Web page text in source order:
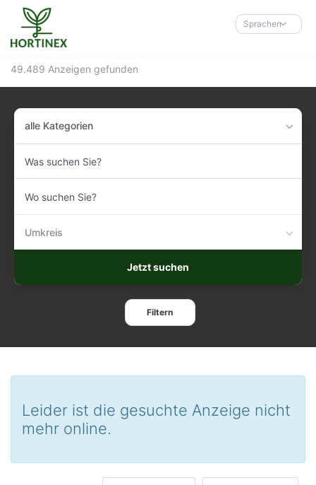
Accessibility-
Modus
aktivieren
Navigation
zum
Sprachen
49.489 Anzeigen gefunden
alle Kategorien
suchen
Sie?
suchen
Umkreis
Jetzt suchen
Filtern
Leider ist die gesuchte Anzeige nicht
mehr online.